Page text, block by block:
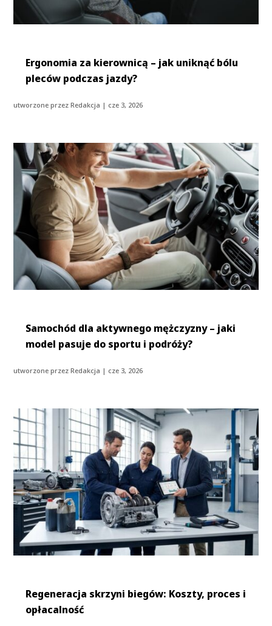
Ergonomia za kierownicą – jak uniknąć bólu
pleców podczas jazdy?
utworzone przezRedakcja | cze 3, 2026
Samochód dla aktywnego mężczyzny – jaki
model pasuje do sportu i podróży?
utworzone przezRedakcja | cze 3, 2026
Regeneracja skrzyni biegów: Koszty, proces i
opłacalność